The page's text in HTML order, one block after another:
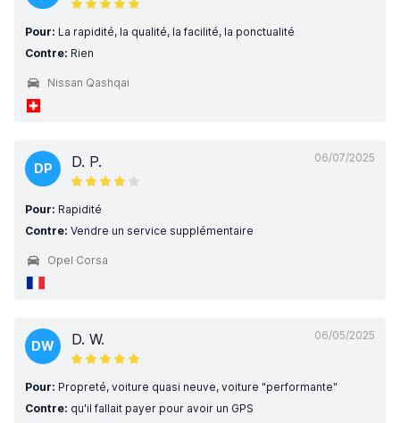
Pour: La rapidité, la qualité, la facilité, la ponctualité
Contre: Rien
Nissan Qashqai
06/07/2025
DP D. P.
Pour: Rapidité
Contre: Vendre un service supplémentaire
Opel Corsa
06/05/2025
DW D. W.
Pour: Propreté, voiture quasi neuve, voiture "performante"
Contre: qu'il fallait payer pour avoir un GPS